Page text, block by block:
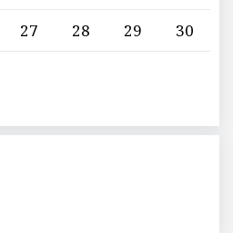
27 28 29
30